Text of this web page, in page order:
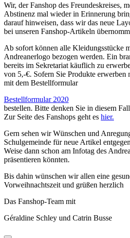
Wir, der Fanshop des Freundeskreises,
Abstinenz mal wieder in Erinnerung
darauf hinweisen, dass wir das neue
bei unseren Fanshop-Artikeln
Ab sofort können alle Kleidungsstücke
Andreanerlogo bezogen werden. Ein
bereits im Sekretariat käuflich zu
von 5,-€. Sofern Sie Produkte erwerben
mit dem Bestellformular
Bestellformular 2020
bestellen. Bitte denken Sie in diesem
Zur Seite des Fanshops geht es hier.
Gern sehen wir Wünschen und
Schulgemeinde für neue Artikel
Weise dann schon am Infotag des
präsentieren könnten.
Bis dahin wünschen wir allen eine
Vorweihnachtszeit und grüßen herzlich
Das Fanshop-Team mit
Géraldine Schley und Catrin Busse